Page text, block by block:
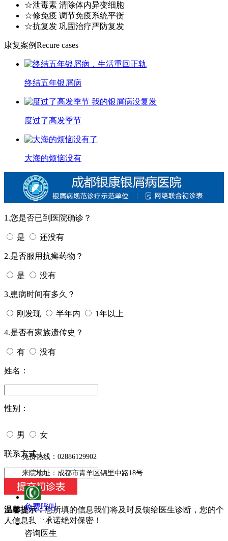
☆泄毒素 清除体内异变细胞
☆修免疫 调节免疫系统平衡
☆抗复发 巩固治疗严防复发
康复案例Recure cases
终结五年银屑病
度过了高发季节
大海的烦恼没有
1.您是否已到医院确诊？
是 还没有
2.是否服用抗癣药物？
是 没有
3.患病时间有多久？
刚发现 半年内 1年以上
4.是否有家族遗传史？
有 没有
姓名：
性别：
男 女
今天日期：
联系方式：
温馨提示：您所填的信息我们将及时反馈给医生诊断，您的个
人信息我们承诺绝对保密！
免费热线：02886129902
来院地址：成都市青羊区锦里中路18号
免费呼叫
咨询医生